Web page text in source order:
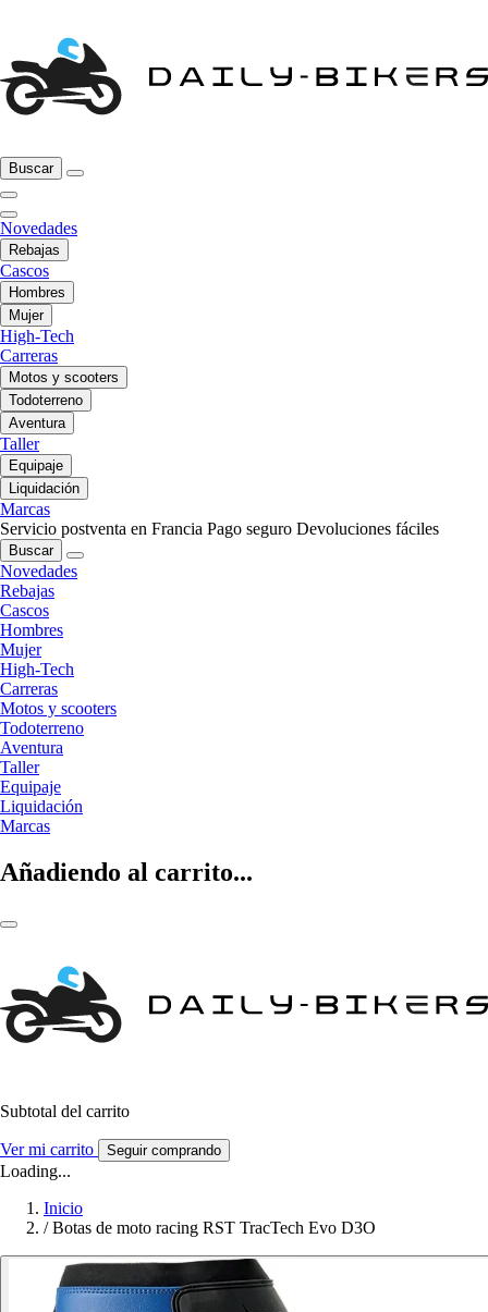
Buscar
Novedades
Rebajas
Cascos
Hombres
Mujer
High-Tech
Carreras
Motos y scooters
Todoterreno
Aventura
Taller
Equipaje
Liquidación
Marcas
Servicio postventa en Francia Pago seguro Devoluciones fáciles
Buscar
Novedades
Rebajas
Cascos
Hombres
Mujer
High-Tech
Carreras
Motos y scooters
Todoterreno
Aventura
Taller
Equipaje
Liquidación
Marcas
Añadiendo al carrito...
Subtotal del carrito
Ver mi carrito Seguir comprando
Loading...
Inicio
/ Botas de moto racing RST TracTech Evo D3O